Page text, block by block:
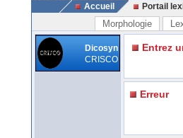
Accueil Portail
Morphologie
Dicosyn
CRISCO
Entrez
Erreur